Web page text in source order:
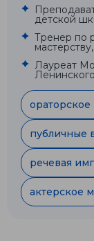
детской
Тренер по
Лауреат
ораторское
публичные
речевая
актерское